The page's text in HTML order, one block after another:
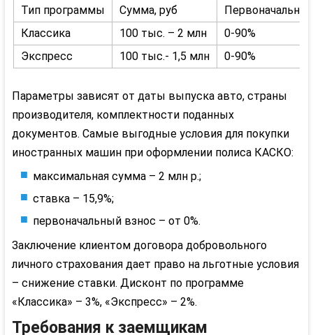
Тип программы Сумма, руб
Классика
100 тыс. – 2 млн
0-90%
Экспресс
100 тыс.- 1,5 млн 0-90%
Параметры зависят от даты выпуска авто, страны
производителя, комплектности поданных
документов. Самые выгодные условия для покупки
иностранных машин при оформлении полиса КАСКО:
максимальная сумма – 2 млн р.;
ставка – 15,9%;
первоначальный взнос – от 0%.
Заключение клиентом договора добровольного
личного страхования дает право на льготные условия
– снижение ставки. Дисконт по программе
«Классика» – 3%, «Экспресс» – 2%.
Требования к заемщикам